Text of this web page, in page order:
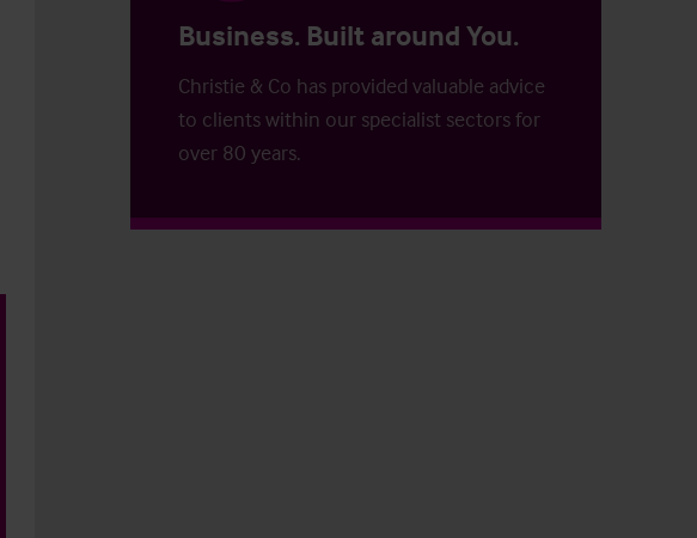
Business. Built around You.
Christie & Co has provided valuable advice
to clients within our specialist sectors for
over 80 years.